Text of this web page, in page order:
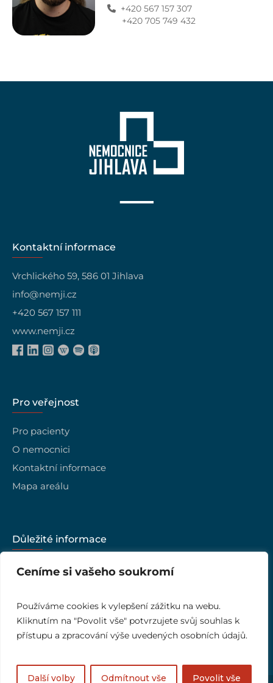
Ceníme si vašeho soukromí
Používáme cookies k vylepšení zážitku na webu.
Kliknutím na "Povolit vše" potvrzujete svůj souhlas k
přístupu a zpracování výše uvedených osobních údajů.
Další volby Odmítnout vše Povolit vše
+420 567 157 307
+420 705 749 432
Kontaktní informace
Vrchlického 59, 586 01 Jihlava
info@nemji.cz
+420 567 157 111
www.nemji.cz
Pro veřejnost
Pro pacienty
O nemocnici
Kontaktní informace
Mapa areálu
Důležité informace
Kariéra
Kvalita
Ombudsman